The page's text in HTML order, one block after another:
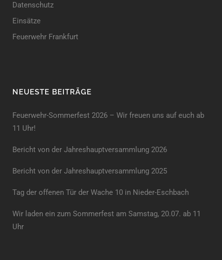
Datenschutz
Einsätze
Feuerwehr Frankfurt
NEUESTE BEITRÄGE
Feuerwehr-Sommerfest 2026 – Wir freuen uns auf euch ab
11 Uhr!
Bericht von der Jahreshauptversammlung 2026
Bericht von der Jahreshaupt­versammlung 2025
Tag der offenen Tür der Wache 10 in Nieder-Eschbach
Wir laden ein zum Sommerfest am Samstag, 20.07. ab 11
Uhr